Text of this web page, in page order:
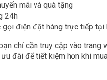
mãi và quà tặng
24h
gọi điện đặt hàng trực tiếp tại
chỉ cần truy cập vào
đãi để tiết kiệm hơn khi